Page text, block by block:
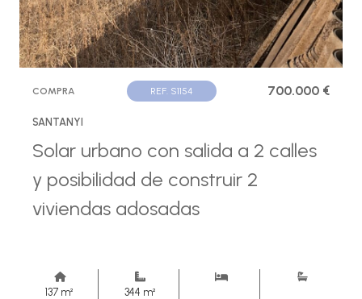
COMPRA REF. S1154 700.000 €
SANTANYI
Solar urbano con salida a 2 calles
y posibilidad de construir 2
viviendas adosadas
137 m² 344 m²